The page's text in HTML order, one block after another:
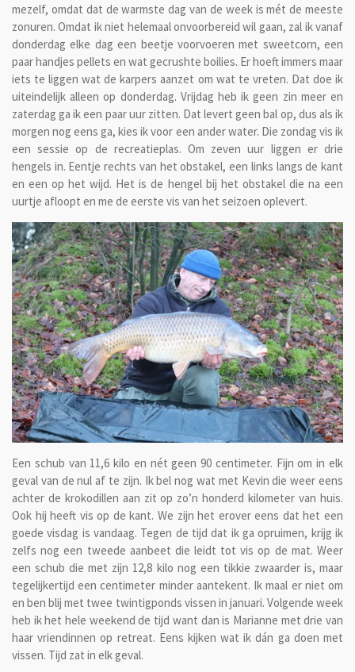
mezelf, omdat dat de warmste dag van de week is mét de meeste
zonuren. Omdat ik niet helemaal onvoorbereid wil gaan, zal ik vanaf
donderdag elke dag een beetje voorvoeren met sweetcorn, een
paar handjes pellets en wat gecrushte boilies. Er hoeft immers maar
iets te liggen wat de karpers aanzet om wat te vreten. Dat doe ik
uiteindelijk alleen op donderdag. Vrijdag heb ik geen zin meer en
zaterdag ga ik een paar uur zitten. Dat levert geen bal op, dus als ik
morgen nog eens ga, kies ik voor een ander water. Die zondag vis ik
een sessie op de recreatieplas. Om zeven uur liggen er drie
hengels in. Eentje rechts van het obstakel, een links langs de kant
en een op het wijd. Het is de hengel bij het obstakel die na een
uurtje afloopt en me de eerste vis van het seizoen oplevert.
Een schub van 11,6 kilo en nét geen 90 centimeter. Fijn om in elk
geval van de nul af te zijn. Ik bel nog wat met Kevin die weer eens
achter de krokodillen aan zit op zo’n honderd kilometer van huis.
Ook hij heeft vis op de kant. We zijn het erover eens dat het een
goede visdag is vandaag. Tegen de tijd dat ik ga opruimen, krijg ik
zelfs nog een tweede aanbeet die leidt tot vis op de mat. Weer
een schub die met zijn 12,8 kilo nog een tikkie zwaarder is, maar
tegelijkertijd een centimeter minder aantekent. Ik maal er niet om
en ben blij met twee twintigponds vissen in januari. Volgende week
heb ik het hele weekend de tijd want dan is Marianne met drie van
haar vriendinnen op retreat. Eens kijken wat ik dán ga doen met
vissen. Tijd zat in elk geval.